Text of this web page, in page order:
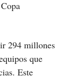
294 millones
que
Este